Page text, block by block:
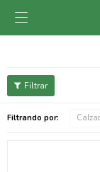

Filtrando por: